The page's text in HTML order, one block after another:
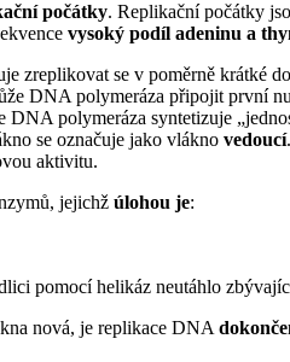
počátky. Replikační počátky
vysoký podíl adeninu a
zreplikovat se v poměrně krátké
DNA polymeráza připojit první
polymeráza syntetizuje
se označuje jako vlákno vedoucí
aktivitu.
jejichž úlohou je:
pomocí helikáz neutáhlo
nová, je replikace DNA